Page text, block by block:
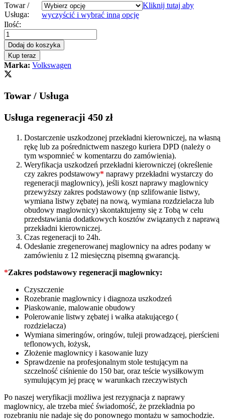
Towar /
Usługa:
Kliknij tutaj aby
wyczyścić i wybrać inną opcję
Przekładnia
kierownicza
-
maglownica
VW
Volkswagen
Passat
1997
2005
quantity
Ilość:
Dodaj do koszyka
Kup teraz
Marka: Volkswagen
Towar / Usługa
Usługa regeneracji 450 zł
Dostarczenie uszkodzonej przekładni kierowniczej, na własną
rękę lub za pośrednictwem naszego kuriera DPD (należy o
tym wspomnieć w komentarzu do zamówienia).
Weryfikacja uszkodzeń przekładni kierowniczej (określenie
czy zakres podstawowy* naprawy przekładni wystarczy do
regeneracji maglownicy), jeśli koszt naprawy maglownicy
przewyższy zakres podstawowy (np szlifowanie listwy,
wymiana listwy zębatej na nową, wymiana rozdzielacza lub
obudowy maglownicy) skontaktujemy się z Tobą w celu
przedstawiania dodatkowych kosztów związanych z naprawą
przekładni kierowniczej.
Czas regeneracji to 24h.
Odesłanie zregenerowanej maglownicy na adres podany w
zamówieniu z 12 miesięczną pisemną gwarancją.
*Zakres podstawowy regeneracji maglownicy:
Czyszczenie
Rozebranie maglownicy i diagnoza uszkodzeń
Piaskowanie, malowanie obudowy
Polerowanie listwy zębatej i wałka atakującego (
rozdzielacza)
Wymiana simeringów, oringów, tuleji prowadzącej, pierścieni
teflonowych, łożysk,
Złożenie maglownicy i kasowanie luzy
Sprawdzenie na profesjonalnym stole testującym na
szczelność ciśnienie do 150 bar, oraz teście wysiłkowym
symulującym jej pracę w warunkach rzeczywistych
Po naszej weryfikacji możliwa jest rezygnacja z naprawy
maglownicy, ale trzeba mieć świadomość, że przekładnia po
rozebraniu nie nadaje się do ponownego montażu w samochodzie.